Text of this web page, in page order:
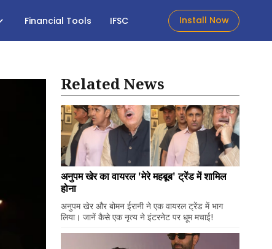
Financial Tools IFSC Install Now
Related News
अनुपम खेर का वायरल 'मेरे महबूब' ट्रेंड में शामिल
होना
अनुपम खेर और बोमन ईरानी ने एक वायरल ट्रेंड में भाग
लिया। जानें कैसे एक नृत्य ने इंटरनेट पर धूम मचाई!